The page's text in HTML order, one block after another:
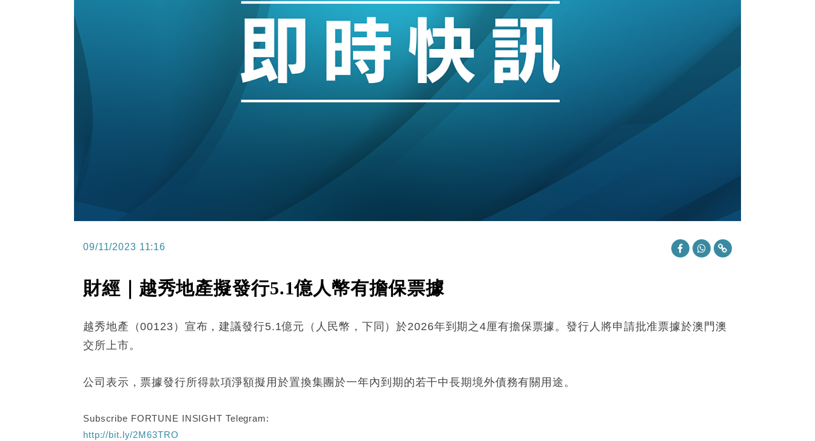
財經｜美商務部擬擴大金屬關稅範圍 14類產品或加徵25%
本地｜新世界K11 9月升級會員制度 增鉑金卡級別鎖定高消費客群
17:40 財經｜本港6月零售額連升14個月 珠寶鐘錶銷售升勢最強
16:33 財經｜滙控重啟最多10億美元回購 派息比率目標維持50%
15:11 財經｜SHEIN傳最快8月中招股 估值料降至400億美元以下
09/11/2023 11:16
財經｜越秀地產擬發行5.1億人幣有擔保票據
越秀地產（00123）宣布，建議發行5.1億元（人民幣，下同）於2026年到期之4厘有擔保票據。發行人將申請批准票據於澳門澳
交所上市。
公司表示，票據發行所得款項淨額擬用於置換集團於一年內到期的若干中長期境外債務有關用途。
Subscribe FORTUNE INSIGHT Telegram:
http://bit.ly/2M63TRO